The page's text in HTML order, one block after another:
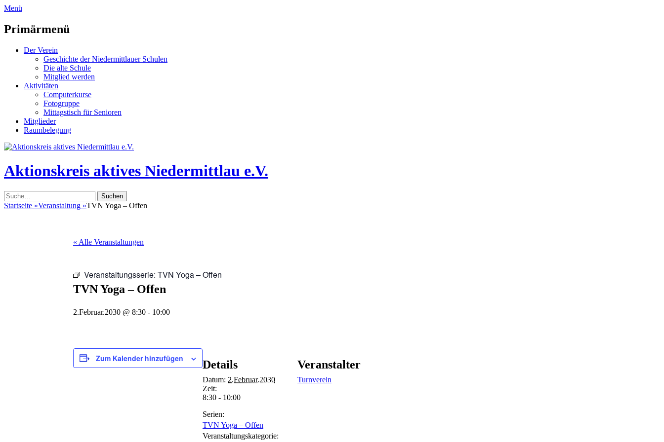
zum
überspringen
Menü
Primärmenü
Der Verein
Geschichte der Niedermittlauer Schulen
Die alte Schule
Mitglied werden
Aktivitäten
Computerkurse
Fotogruppe
Mittagstisch für Senioren
Mitglieder
Raumbelegung
Header
Aktionskreis aktives Niedermittlau e.V.
Suche
nach:
Startseite »Veranstaltung »TVN Yoga – Offen
« Alle Veranstaltungen
Veranstaltungsserie: TVN Yoga – Offen
TVN Yoga – Offen
2.Februar.2030 @ 8:30 - 10:00
Zum Kalender hinzufügen Details
Datum: 2.Februar.2030
Zeit:
8:30 - 10:00
Serien:
TVN Yoga – Offen
Veranstaltungskategorie:
Veranstalter
Turnverein